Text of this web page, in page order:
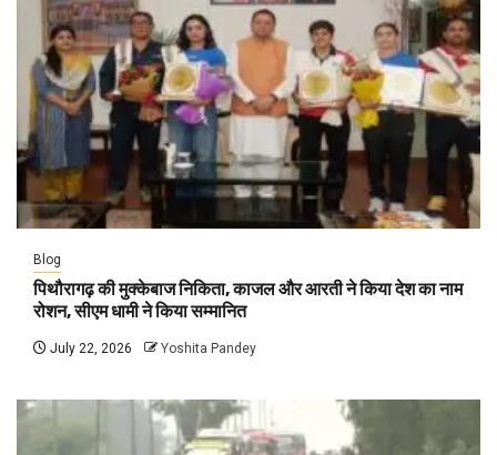
Blog
पिथौरागढ़ की मुक्केबाज निकिता, काजल और आरती ने किया देश का नाम
रोशन, सीएम धामी ने किया सम्मानित
July 22, 2026 Yoshita Pandey